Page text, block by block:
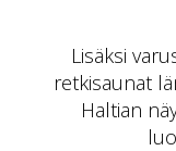
Lisäksi
retkisaunat
Haltian